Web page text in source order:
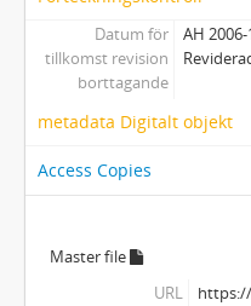
Datum för
tillkomst revision
borttagande
AH
metadata Digitalt objekt
Access Copies
Master file
URL